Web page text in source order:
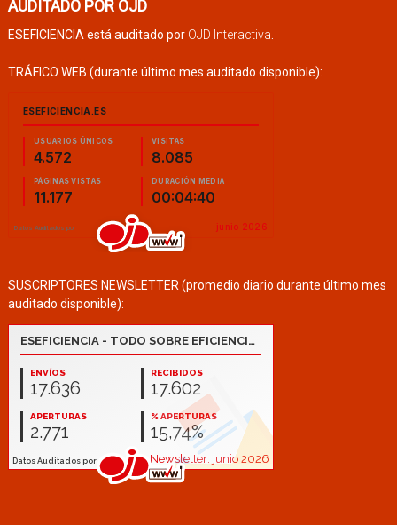
AUDITADO POR OJD
ESEFICIENCIA está auditado por OJD Interactiva
TRÁFICO WEB (durante último mes auditado disponible):
SUSCRIPTORES NEWSLETTER (promedio diario durante último mes
auditado disponible):